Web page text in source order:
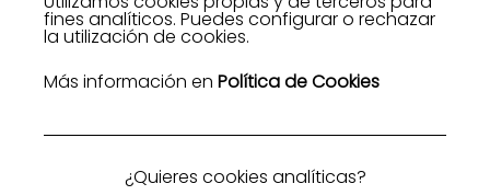
fines analíticos. Puedes configurar o rechazar
la utilización de cookies.
Más información en Política de Cookies
¿Quieres cookies analíticas?